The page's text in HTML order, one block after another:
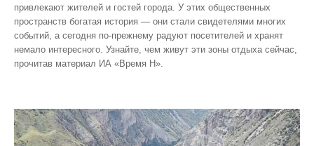
привлекают жителей и гостей города. У этих общественных
пространств богатая история — они стали свидетелями многих
событий, а сегодня по‑прежнему радуют посетителей и хранят
немало интересного. Узнайте, чем живут эти зоны отдыха сейчас,
прочитав материал ИА «Время Н».